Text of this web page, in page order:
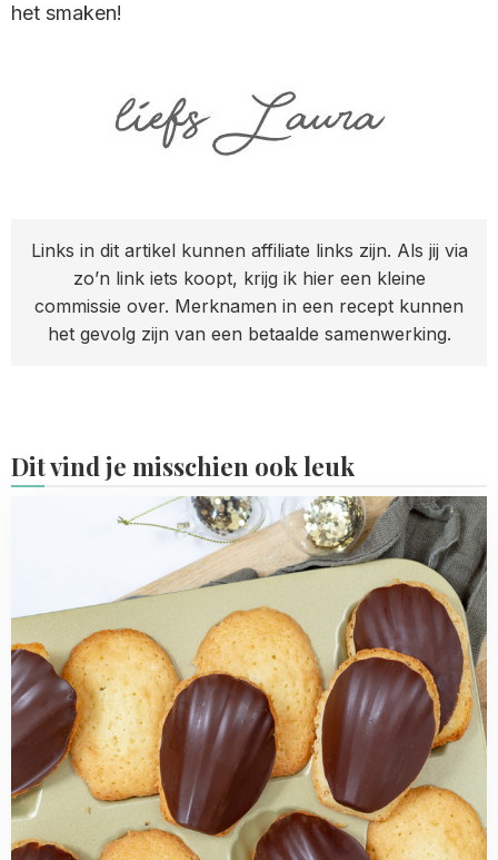
het smaken!
Links in dit artikel kunnen affiliate links zijn. Als jij via
zo’n link iets koopt, krijg ik hier een kleine
commissie over. Merknamen in een recept kunnen
het gevolg zijn van een betaalde samenwerking.
Dit vind je misschien ook leuk
met
chocolade